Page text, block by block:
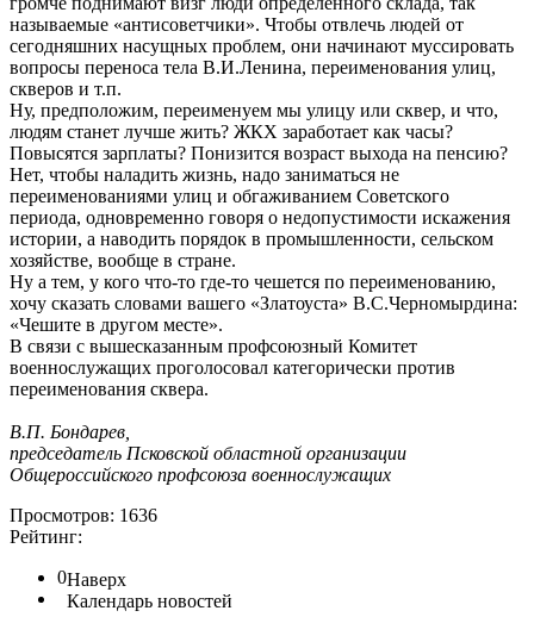
называемые «антисоветчики». Чтобы отвлечь людей от
сегодняшних насущных проблем, они начинают муссировать
вопросы переноса тела В.И.Ленина, переименования улиц,
скверов и т.п.
Ну, предположим, переименуем мы улицу или сквер, и что,
людям станет лучше жить? ЖКХ заработает как часы?
Повысятся зарплаты? Понизится возраст выхода на пенсию?
Нет, чтобы наладить жизнь, надо заниматься не
переименованиями улиц и обгаживанием Советского
периода, одновременно говоря о недопустимости искажения
истории, а наводить порядок в промышленности, сельском
хозяйстве, вообще в стране.
Ну а тем, у кого что-то где-то чешется по переименованию,
хочу сказать словами вашего «Златоуста» В.С.Черномырдина:
«Чешите в другом месте».
В связи с вышесказанным профсоюзный Комитет
военнослужащих проголосовал категорически против
переименования сквера.
В.П. Бондарев,
председатель Псковской областной организации
Общероссийского профсоюза военнослужащих
Просмотров: 1636
Рейтинг:
0Наверх
Календарь новостей